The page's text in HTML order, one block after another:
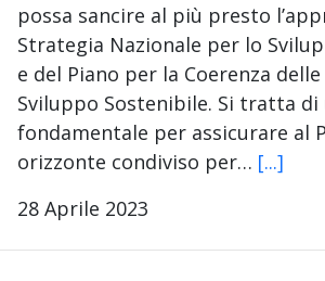
possa sancire al più presto
Strategia Nazionale per lo
e del Piano per la Coerenza
Sviluppo Sostenibile. Si tratta di
fondamentale per assicurare al
orizzonte condiviso per… [...]
28 Aprile 2023